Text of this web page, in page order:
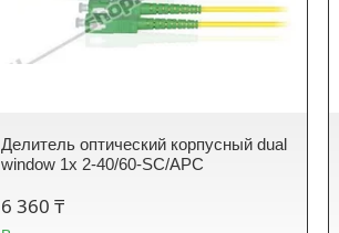
Делитель оптический корпусный dual
window 1х 2-40/60-SC/APC
6 360 ₸